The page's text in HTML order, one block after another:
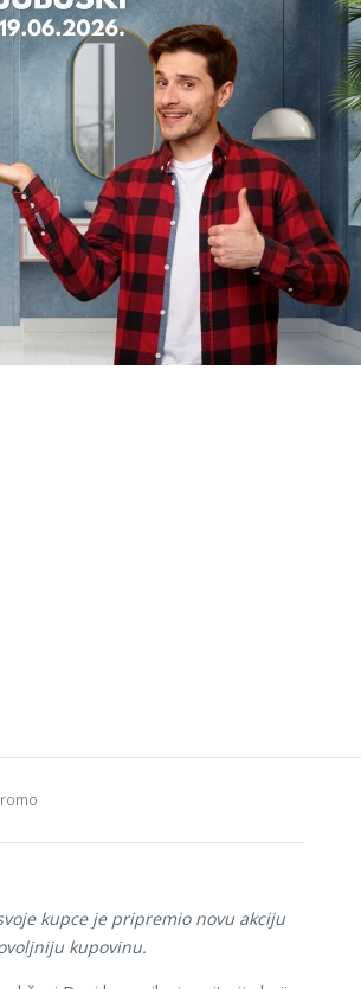
kupce je pripremio novu akciju
kupovinu.